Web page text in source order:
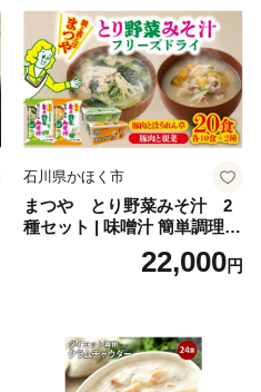
石川県かほく市
まつや とり野菜みそ汁 2
種セット | 味噌汁 簡単調理
お味噌 おみそ みそ とり野菜
時短料理 時短ごはん ご当地
22,000円